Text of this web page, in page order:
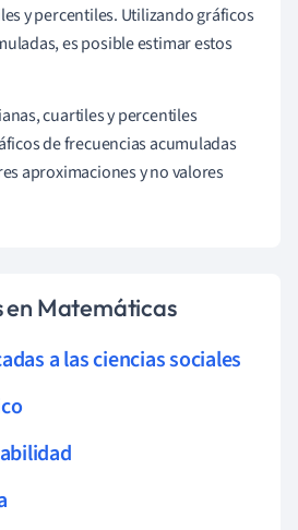
y percentiles. Utilizando gráficos
es posible estimar estos
cuartiles y percentiles
de frecuencias acumuladas
aproximaciones y no valores
en Matemáticas
a las ciencias sociales